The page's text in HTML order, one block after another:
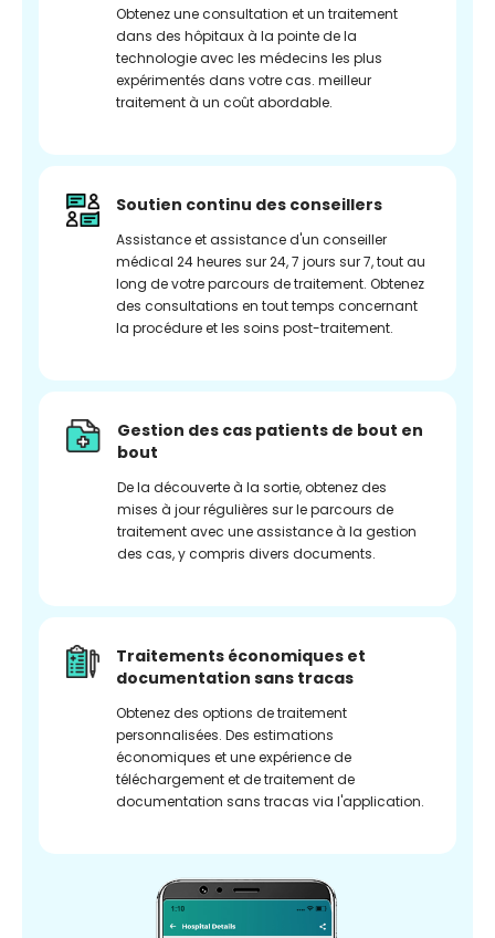
Obtenez une consultation et un traitement
dans des hôpitaux à la pointe de la
technologie avec les médecins les plus
expérimentés dans votre cas. meilleur
traitement à un coût abordable.
Soutien continu des conseillers
Assistance et assistance d'un conseiller
médical 24 heures sur 24, 7 jours sur 7, tout au
long de votre parcours de traitement. Obtenez
des consultations en tout temps concernant
la procédure et les soins post-traitement.
Gestion des cas patients de bout en
bout
De la découverte à la sortie, obtenez des
mises à jour régulières sur le parcours de
traitement avec une assistance à la gestion
des cas, y compris divers documents.
Traitements économiques et
documentation sans tracas
Obtenez des options de traitement
personnalisées. Des estimations
économiques et une expérience de
téléchargement et de traitement de
documentation sans tracas via l'application.